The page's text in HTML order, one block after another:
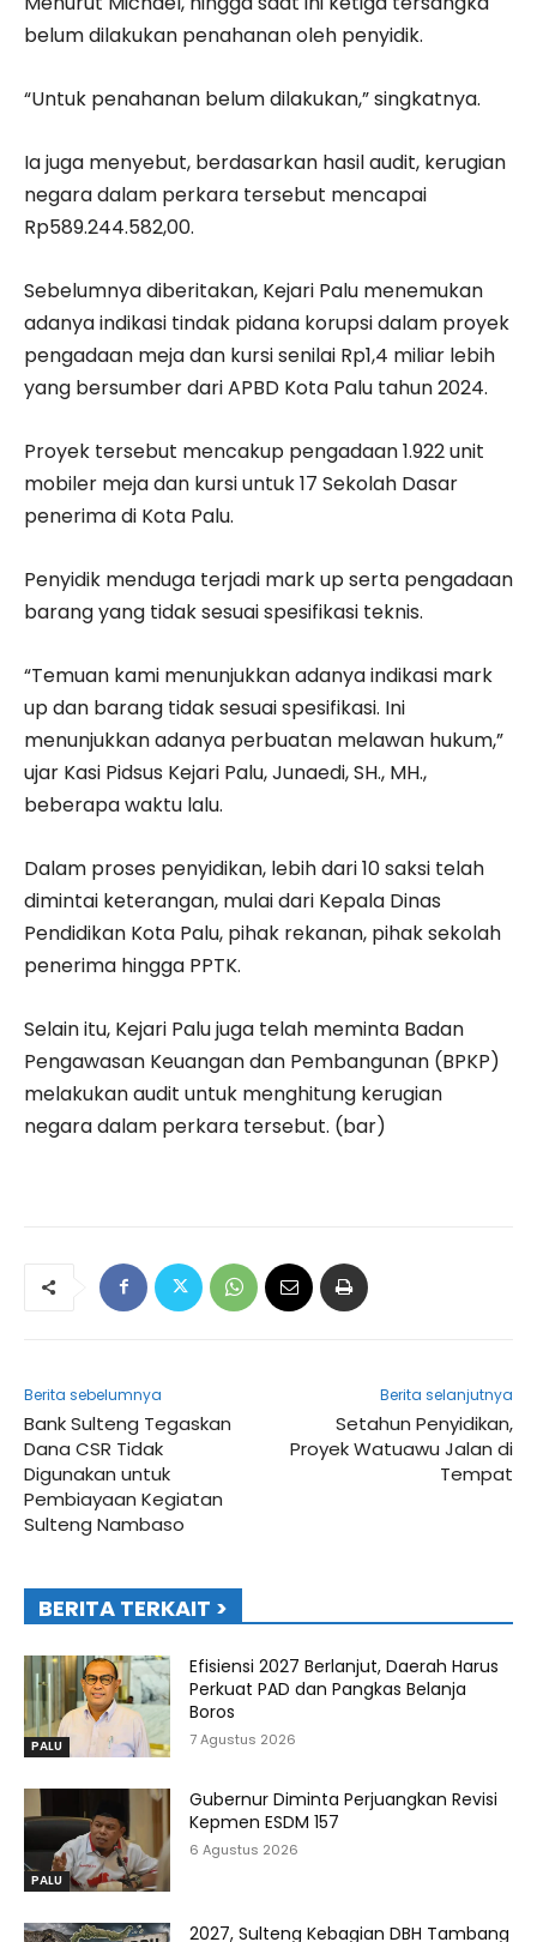
belum dilakukan penahanan oleh penyidik.
‎‎“Untuk penahanan belum dilakukan,” singkatnya.
‎‎Ia juga menyebut, berdasarkan hasil audit, kerugian
negara dalam perkara tersebut mencapai
Rp589.244.582,00.
‎Sebelumnya diberitakan, Kejari Palu menemukan
adanya indikasi tindak pidana korupsi dalam proyek
pengadaan meja dan kursi senilai Rp1,4 miliar lebih
yang bersumber dari APBD Kota Palu tahun 2024.
‎Proyek tersebut mencakup pengadaan 1.922 unit
mobiler meja dan kursi untuk 17 Sekolah Dasar
penerima di Kota Palu.
‎Penyidik menduga terjadi mark up serta pengadaan
barang yang tidak sesuai spesifikasi teknis.
‎‎“Temuan kami menunjukkan adanya indikasi mark
up dan barang tidak sesuai spesifikasi. Ini
menunjukkan adanya perbuatan melawan hukum,”
ujar Kasi Pidsus Kejari Palu, Junaedi, SH., MH.,
beberapa waktu lalu.‎
‎Dalam proses penyidikan, lebih dari 10 saksi telah
dimintai keterangan, mulai dari Kepala Dinas
Pendidikan Kota Palu, pihak rekanan, pihak sekolah
penerima hingga PPTK.
‎‎Selain itu, Kejari Palu juga telah meminta Badan
Pengawasan Keuangan dan Pembangunan (BPKP)
melakukan audit untuk menghitung kerugian
negara dalam perkara tersebut. (bar)
Berita sebelumnya
Bank Sulteng Tegaskan
Dana CSR Tidak
Digunakan untuk
Pembiayaan Kegiatan
Sulteng Nambaso
Berita selanjutnya
Setahun Penyidikan,
Proyek Watuawu Jalan di
Tempat
BERITA TERKAIT >
PALU
Efisiensi 2027 Berlanjut, Daerah Harus
Perkuat PAD dan Pangkas Belanja
Boros
7 Agustus 2026
PALU
Gubernur Diminta Perjuangkan Revisi
Kepmen ESDM 157
6 Agustus 2026
2027, Sulteng Kebagian DBH Tambang